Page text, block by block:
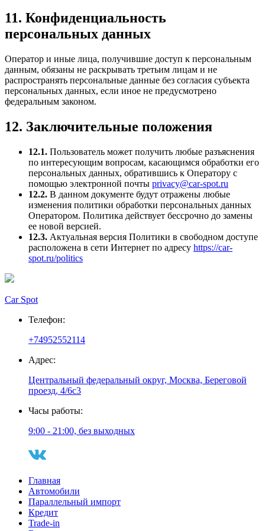
11. Конфиденциальность
персональных данных
Оператор и иные лица, получившие доступ к персональным
данным, обязаны не раскрывать третьим лицам и не
распространять персональные данные без согласия субъекта
персональных данных, если иное не предусмотрено
федеральным законом.
12. Заключительные положения
12.1. Пользователь может получить любые разъяснения
по интересующим вопросам, касающимся обработки его
персональных данных, обратившись к Оператору с
помощью электронной почты privacy@car-spot.ru
12.2. В данном документе будут отражены любые
изменения политики обработки персональных данных
Оператором. Политика действует бессрочно до замены
ее новой версией.
12.3. Актуальная версия Политики в свободном доступе
расположена в сети Интернет по адресу https://car-
spot.ru/politics
Car Spot
Телефон:
+74952552114
Адрес:
Центральный федеральный округ, Москва, Береговой
проезд, 4/6с3
Часы работы:
9:00 - 21:00, без выходных
Главная
Автомобили
Параллельный импорт
Кредит
Trade-in